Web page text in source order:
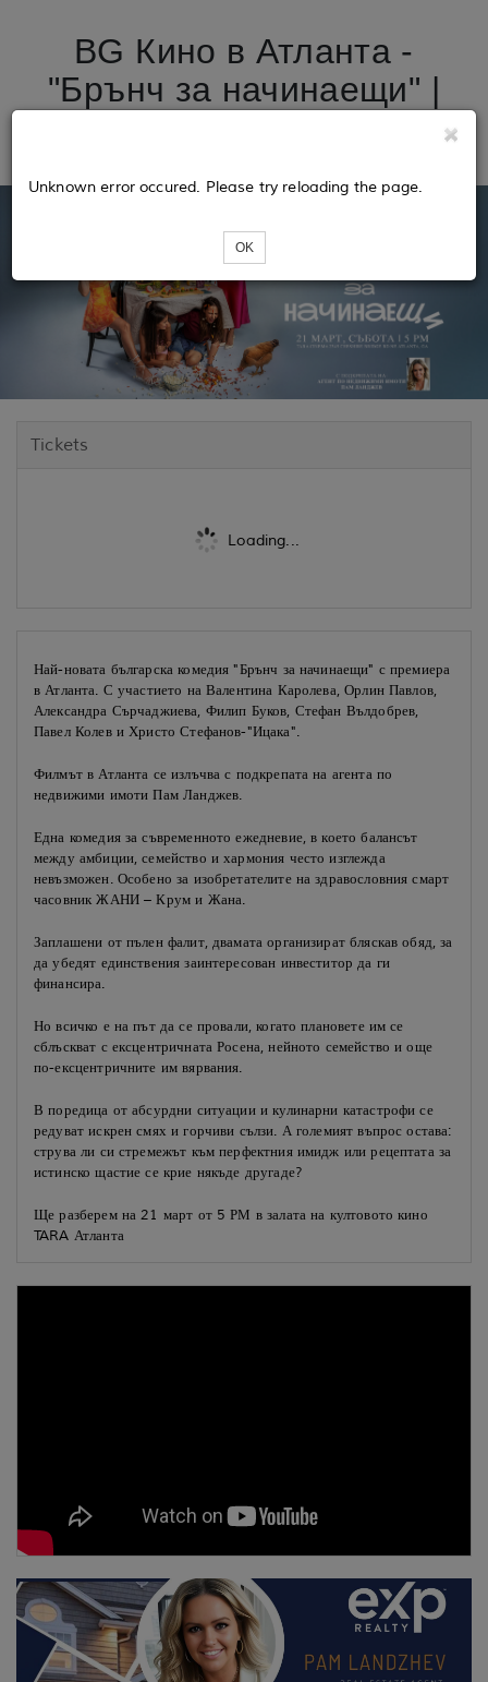
BG Кино в Атланта -
"Брънч за начинаещи" |
Tickets
Loading...
Unknown error occured. Please try reloading the page.
OK
Най-новата българска комедия "Брънч за начинаещи" с премиера
в Атланта. С участието на Валентина Каролева, Орлин Павлов,
Александра Сърчаджиева, Филип Буков, Стефан Вълдобрев,
Павел Колев и Христо Стефанов-"Ицака".
Филмът в Атланта се излъчва с подкрепата на агента по
недвижими имоти Пам Ланджев.
Една комедия за съвременното ежедневие, в което балансът
между амбиции, семейство и хармония често изглежда
невъзможен. Особено за изобретателите на здравословния смарт
часовник ЖАНИ – Крум и Жана.
Заплашени от пълен фалит, двамата организират бляскав обяд, за
да убедят единствения заинтересован инвеститор да ги
финансира.
Но всичко е на път да се провали, когато плановете им се
сблъскват с ексцентричната Росена, нейното семейство и още
по-ексцентричните им вярвания.
В поредица от абсурдни ситуации и кулинарни катастрофи се
редуват искрен смях и горчиви сълзи. А големият въпрос остава:
струва ли си стремежът към перфектния имидж или рецептата за
истинско щастие се крие някъде другаде?
Ще разберем на 21 март от 5 РМ в залата на култовото кино
TARA Атланта